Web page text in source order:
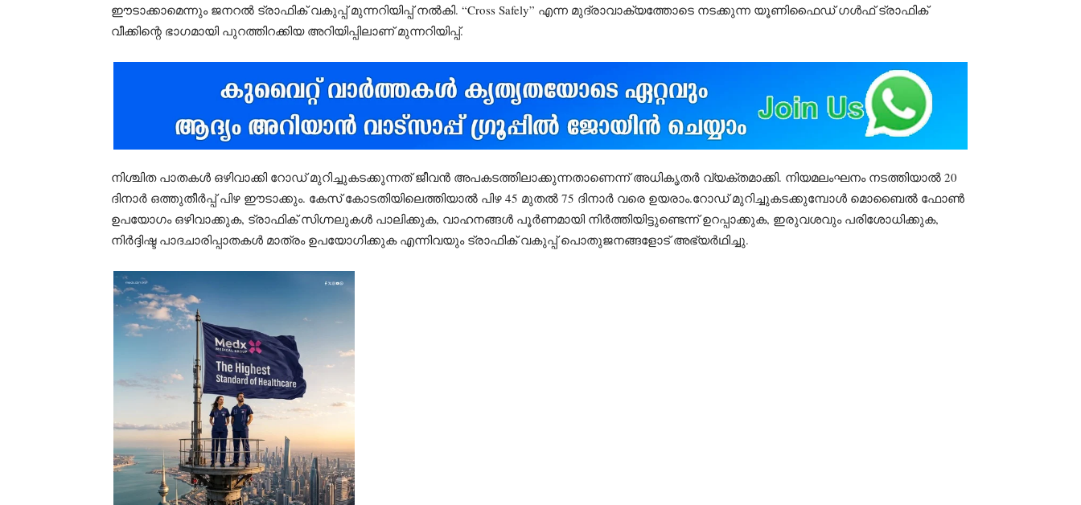
ഈടാക്കാമെന്നും ജനറൽ ട്രാഫിക് വകുപ്പ് മുന്നറിയിപ്പ് നൽകി. “Cross Safely” എന്ന മുദ്രാവാക്യത്തോടെ നടക്കുന്ന യൂണിഫൈഡ് ഗൾഫ് ട്രാഫിക്
വീക്കിന്റെ ഭാഗമായി പുറത്തിറക്കിയ അറിയിപ്പിലാണ് മുന്നറിയിപ്പ്.
നിശ്ചിത പാതകൾ ഒഴിവാക്കി റോഡ് മുറിച്ചുകടക്കുന്നത് ജീവൻ അപകടത്തിലാക്കുന്നതാണെന്ന് അധികൃതർ വ്യക്തമാക്കി. നിയമലംഘനം നടത്തിയാൽ 20
ദിനാർ ഒത്തുതീർപ്പ് പിഴ ഈടാക്കും. കേസ് കോടതിയിലെത്തിയാൽ പിഴ 45 മുതൽ 75 ദിനാർ വരെ ഉയരാം.റോഡ് മുറിച്ചുകടക്കുമ്പോൾ മൊബൈൽ ഫോൺ
ഉപയോഗം ഒഴിവാക്കുക, ട്രാഫിക് സിഗ്നലുകൾ പാലിക്കുക, വാഹനങ്ങൾ പൂർണമായി നിർത്തിയിട്ടുണ്ടെന്ന് ഉറപ്പാക്കുക, ഇരുവശവും പരിശോധിക്കുക,
നിർദ്ദിഷ്ട പാദചാരിപ്പാതകൾ മാത്രം ഉപയോഗിക്കുക എന്നിവയും ട്രാഫിക് വകുപ്പ് പൊതുജനങ്ങളോട് അഭ്യർഥിച്ചു.